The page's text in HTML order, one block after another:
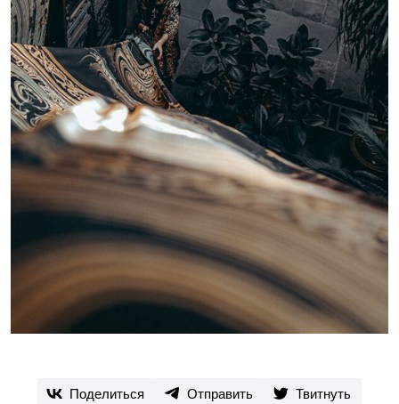
Поделиться Отправить
Твитнуть